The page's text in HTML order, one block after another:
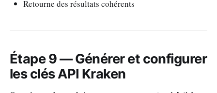
Retourne des résultats cohérents
Étape 9 — Générer et configurer
les clés API Kraken